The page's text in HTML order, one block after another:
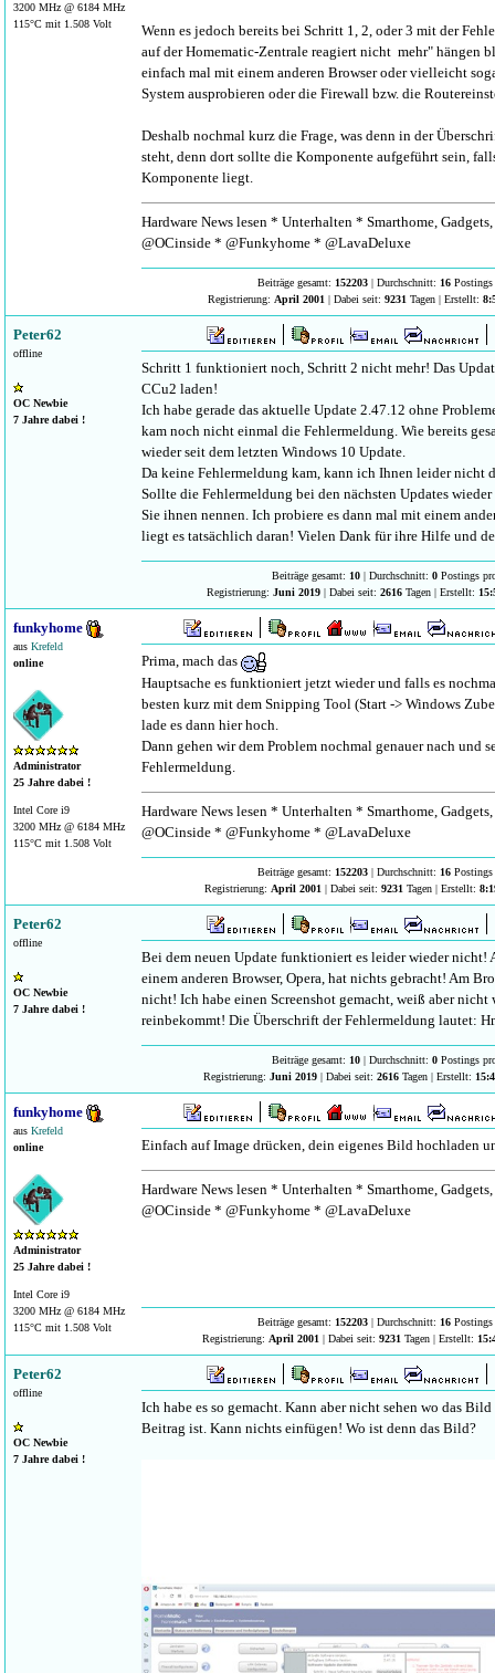
3200 MHz @ 6184 MHz
115°C mit 1.508 Volt
Wenn es jedoch bereits bei Schritt 1, 2, oder 3 mit der
auf der Homematic-Zentrale reagiert nicht mehr" hängen
einfach mal mit einem anderen Browser oder vielleicht
System ausprobieren oder die Firewall bzw. die
Deshalb nochmal kurz die Frage, was denn in der
steht, denn dort sollte die Komponente aufgeführt sein,
Komponente liegt.
Hardware News lesen * Unterhalten * Smarthome,
@OCinside * @Funkyhome * @LavaDeluxe
Beiträge gesamt: 152203 | Durchschnitt: 16 Postings
Registrierung: April 2001 | Dabei seit: 9231 Tagen | Erstellt:
Peter62
offline
OC Newbie
7 Jahre dabei !
Schritt 1 funktioniert noch, Schritt 2 nicht mehr! Das
CCu2 laden!
Ich habe gerade das aktuelle Update 2.47.12 ohne
kam noch nicht einmal die Fehlermeldung. Wie bereits
wieder seit dem letzten Windows 10 Update.
Da keine Fehlermeldung kam, kann ich Ihnen leider nicht
Sollte die Fehlermeldung bei den nächsten Updates
Sie ihnen nennen. Ich probiere es dann mal mit einem
liegt es tatsächlich daran! Vielen Dank für ihre Hilfe und
Beiträge gesamt: 10| Durchschnitt: 0Postings
Registrierung: Juni 2019| Dabei seit: 2616Tagen | Erstellt:
funkyhome
aus Krefeld
online
Administrator
25 Jahre dabei !
Intel Core i9
3200 MHz @ 6184 MHz
115°C mit 1.508 Volt
Prima, mach das
Hauptsache es funktioniert jetzt wieder und falls es
besten kurz mit dem Snipping Tool (Start -> Windows
lade es dann hier hoch.
Dann gehen wir dem Problem nochmal genauer nach und
Fehlermeldung.
Hardware News lesen * Unterhalten * Smarthome,
@OCinside * @Funkyhome * @LavaDeluxe
Beiträge gesamt: 152203 | Durchschnitt: 16 Postings
Registrierung: April 2001 | Dabei seit: 9231 Tagen | Erstellt:
Peter62
offline
OC Newbie
7 Jahre dabei !
Bei dem neuen Update funktioniert es leider wieder nicht!
einem anderen Browser, Opera, hat nichts gebracht! Am
nicht! Ich habe einen Screenshot gemacht, weiß aber nicht
reinbekommt! Die Überschrift der Fehlermeldung lautet:
Beiträge gesamt: 10| Durchschnitt: 0Postings
Registrierung: Juni 2019 | Dabei seit: 2616 Tagen | Erstellt:
funkyhome
aus Krefeld
online
Administrator
25 Jahre dabei !
Intel Core i9
3200 MHz @ 6184 MHz
115°C mit 1.508 Volt
Einfach auf Image drücken, dein eigenes Bild hochladen
Hardware News lesen * Unterhalten * Smarthome,
@OCinside * @Funkyhome * @LavaDeluxe
Beiträge gesamt: 152203 | Durchschnitt: 16 Postings
Registrierung: April 2001 | Dabei seit: 9231 Tagen | Erstellt:
Peter62
offline
OC Newbie
7 Jahre dabei !
Ich habe es so gemacht. Kann aber nicht sehen wo das
Beitrag ist. Kann nichts einfügen! Wo ist denn das Bild?